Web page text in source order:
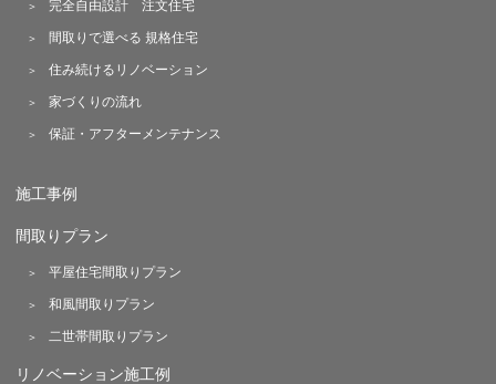
完全自由設計 注文住宅
間取りで選べる 規格住宅
住み続けるリノベーション
家づくりの流れ
保証・アフターメンテナンス
施工事例
間取りプラン
平屋住宅間取りプラン
和風間取りプラン
二世帯間取りプラン
リノベーション施工例